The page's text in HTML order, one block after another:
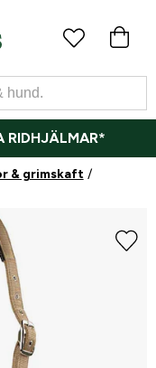
RIDHJÄLMAR*
& grimskaft